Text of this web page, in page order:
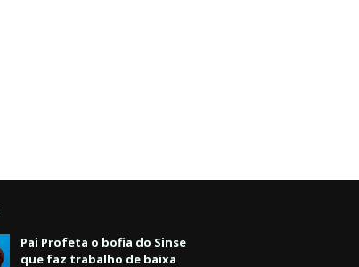
Pai Profeta o bofia do Sinse
que faz trabalho de baixa